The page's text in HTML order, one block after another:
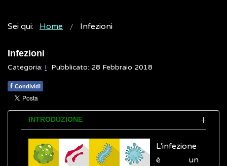
Sei qui: Home Infezioni
Infezioni
Categoria: I Pubblicato: 28 Febbraio 2018
f Condividi
INTRODUZIONE
L'infezione
è un